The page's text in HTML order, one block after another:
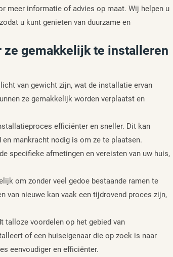
meer informatie of advies op maat. Wij helpen u
u kunt genieten van duurzame en
ze gemakkelijk te installeren
van gewicht zijn, wat de installatie ervan
ze gemakkelijk worden verplaatst en
efficiënter en sneller. Dit kan
mankracht nodig is om ze te plaatsen.
specifieke afmetingen en vereisten van uw huis,
om zonder veel gedoe bestaande ramen te
van nieuwe kan vaak een tijdrovend proces zijn,
talloze voordelen op het gebied van
of een huiseigenaar die op zoek is naar
eenvoudiger en efficiënter.